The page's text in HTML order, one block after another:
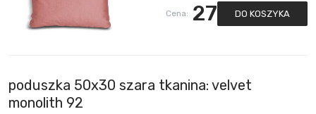
Cena: 27 DO KOSZYKA
poduszka 50x30 szara tkanina: velvet
monolith 92